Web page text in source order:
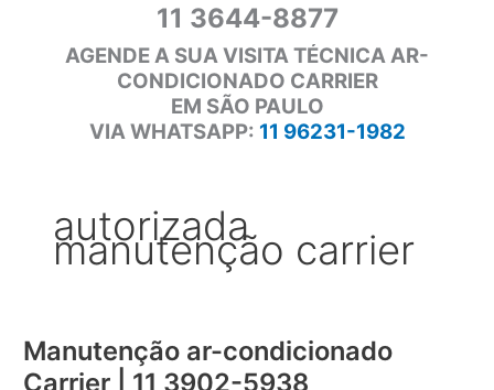
11 3644-8877
AGENDE A SUA VISITA TÉCNICA AR-
CONDICIONADO CARRIER
EM SÃO PAULO
VIA WHATSAPP: 11 96231-1982
autorizada
manutenção carrier
Manutenção ar-condicionado
Carrier | 11 3902-5938